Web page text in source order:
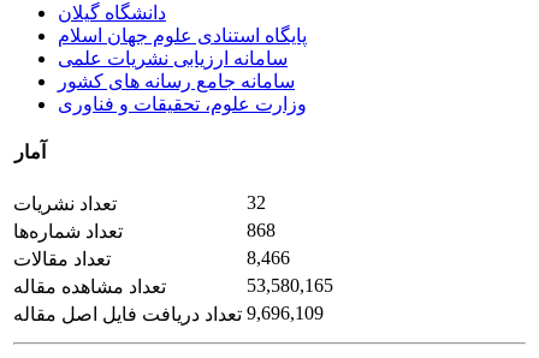
دانشگاه گیلان
پایگاه استنادی علوم جهان اسلام
سامانه ارزیابی نشریات علمی
سامانه جامع رسانه های کشور
وزارت علوم، تحقیقات و فناوری
آمار
تعداد نشریات
32
تعداد شماره‌ها
868
تعداد مقالات
8,466
تعداد مشاهده مقاله
53,580,165
تعداد دریافت فایل اصل مقاله 9,696,109